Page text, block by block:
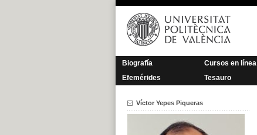
Saltar
contenido
Biografía Cursos en línea
Efemérides
Tesauro
Víctor Yepes Piqueras